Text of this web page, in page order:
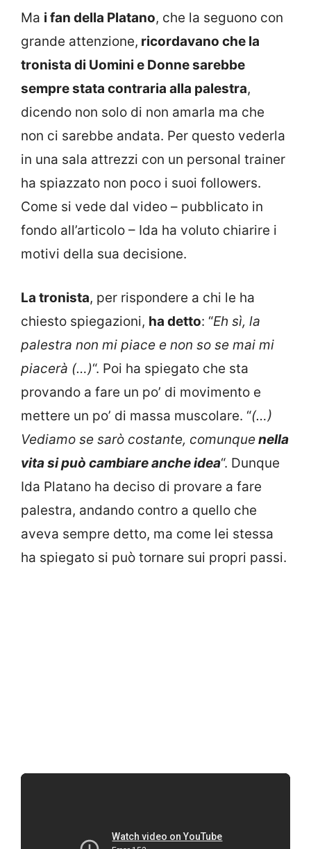
Ma i fan della Platano, che la seguono con
grande attenzione, ricordavano che la
tronista di Uomini e Donne sarebbe
sempre stata contraria alla palestra,
dicendo non solo di non amarla ma che
non ci sarebbe andata. Per questo vederla
in una sala attrezzi con un personal trainer
ha spiazzato non poco i suoi followers.
Come si vede dal video – pubblicato in
fondo all’articolo – Ida ha voluto chiarire i
motivi della sua decisione.
La tronista, per rispondere a chi le ha
chiesto spiegazioni, ha detto: “Eh sì, la
palestra non mi piace e non so se mai mi
piacerà (…)“. Poi ha spiegato che sta
provando a fare un po’ di movimento e
mettere un po’ di massa muscolare. “(…)
Vediamo se sarò costante, comunquenella
vita si può cambiare anche idea“. Dunque
Ida Platano ha deciso di provare a fare
palestra, andando contro a quello che
aveva sempre detto, ma come lei stessa
ha spiegato si può tornare sui propri passi.